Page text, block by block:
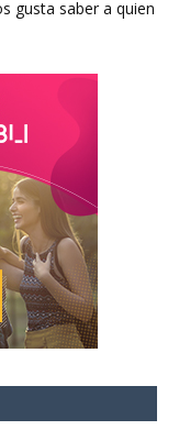
gusta saber a quien